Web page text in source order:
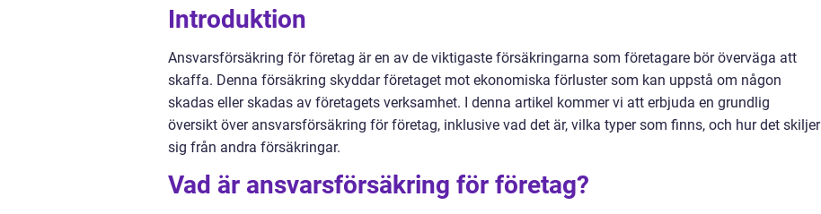
Introduktion
Ansvarsförsäkring för företag är en av de viktigaste försäkringarna som företagare bör överväga att
skaffa. Denna försäkring skyddar företaget mot ekonomiska förluster som kan uppstå om någon
skadas eller skadas av företagets verksamhet. I denna artikel kommer vi att erbjuda en grundlig
översikt över ansvarsförsäkring för företag, inklusive vad det är, vilka typer som finns, och hur det skiljer
sig från andra försäkringar.
Vad är ansvarsförsäkring för företag?